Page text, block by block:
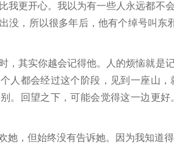
我更开心。我以为有一些人永远都不
没，所以很多年后，他有个绰号叫
其实你越会记得他。人的烦恼就是
人都会经过这个阶段，见到一座山
。回望之下，可能会觉得这一边更
，但始终没有告诉她。因为我知道得